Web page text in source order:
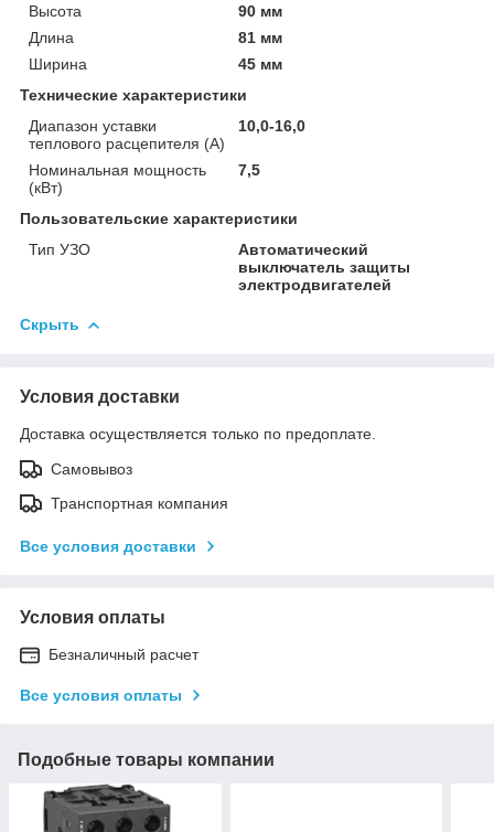
Высота
90 мм
Длина
81 мм
Ширина
45 мм
Технические характеристики
Диапазон уставки
теплового расцепителя (А)
10,0-16,0
Номинальная мощность
(кВт)
7,5
Пользовательские характеристики
Тип УЗО
Автоматический
выключатель защиты
электродвигателей
Скрыть
Условия доставки
Доставка осуществляется только по предоплате.
Самовывоз
Транспортная компания
Все условия доставки
Условия оплаты
Безналичный расчет
Все условия оплаты
Подобные товары компании